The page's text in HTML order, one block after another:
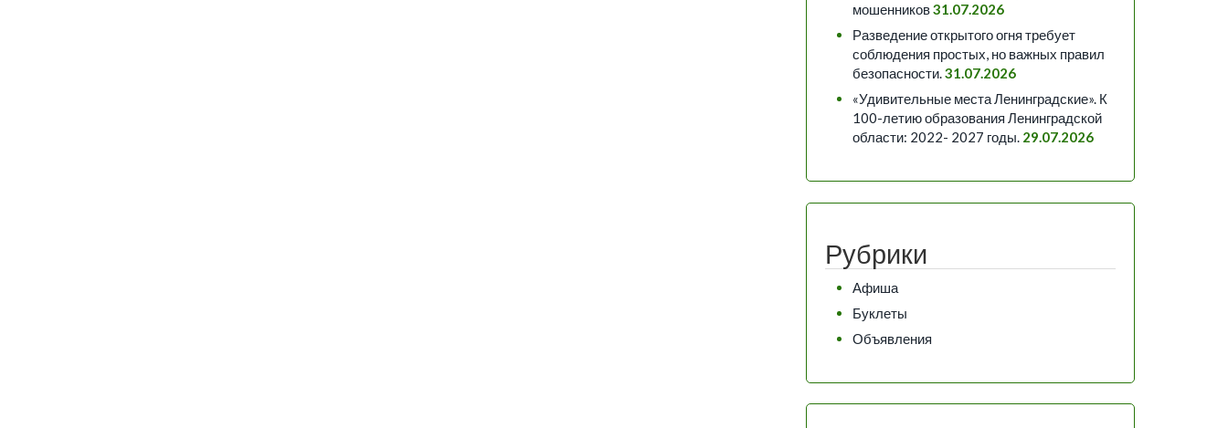
мошенников31.07.2026
Разведение открытого огня требует
соблюдения простых, но важных правил
безопасности.31.07.2026
«Удивительные места Ленинградские». К
100-летию образования Ленинградской
области: 2022- 2027 годы. 29.07.2026
Рубрики
Афиша
Буклеты
Объявления